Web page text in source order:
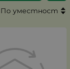
По уместност